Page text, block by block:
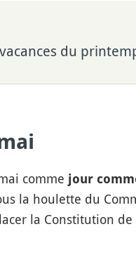
du
comme jour
la houlette du
la Constitution